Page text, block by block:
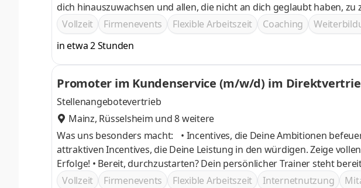
dich hinauszuwachsen und allen, die nicht an dich geglaubt haben, zu
Vollzeit
Firmenevents Flexible Arbeitszeit Coaching
in etwa 2 Stunden
Promoter im Kundenservice (m/w/d) im
Stellenangebotevertrieb
Mainz, Rüsselsheim und 8 weitere
Was uns besonders macht: • Incentives, die Deine Ambitionen befeuern! Bei uns wird Dein Einsatz belohnt
attraktiven Incentives, die Deine Leistung in den würdigen. Zeige
Erfolge! • Bereit, durchzustarten? Dein persönlicher Trainer steht bereit! Hol Dir den Extra-Boost für eine
Kundenberatung! Mit unserem persönlichen Trainer an Deiner Seite
Vollzeit Firmenevents Flexible Arbeitszeit Internetnutzung